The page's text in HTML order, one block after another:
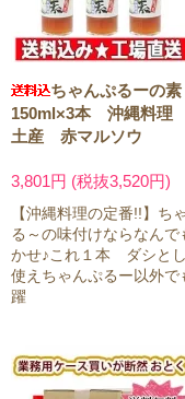
ちゃんぷるーの素
150ml×3本 沖縄料理
土産 赤マルソウ
3,801円 (税抜3,520円)
【沖縄料理の定番!!】ち
る～の味付けならなんで
かせ♪これ１本 ダシと
使えちゃんぷるー以外で
躍